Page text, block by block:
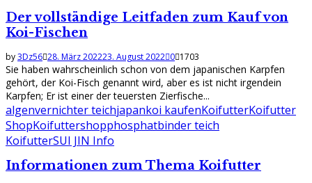
Der vollständige Leitfaden zum Kauf von
Koi-Fischen
by3Dz56 28. März 202223. August 2022 0 1703
Sie haben wahrscheinlich schon von dem japanischen Karpfen
gehört, der Koi-Fisch genannt wird, aber es ist nicht irgendein
Karpfen; Er ist einer der teuersten Zierfische...
algenvernichter teichjapankoi kaufenKoifutterKoifutter
ShopKoifuttershopphosphatbinder teich
KoifutterSUI JIN Info
Informationen zum Thema Koifutter